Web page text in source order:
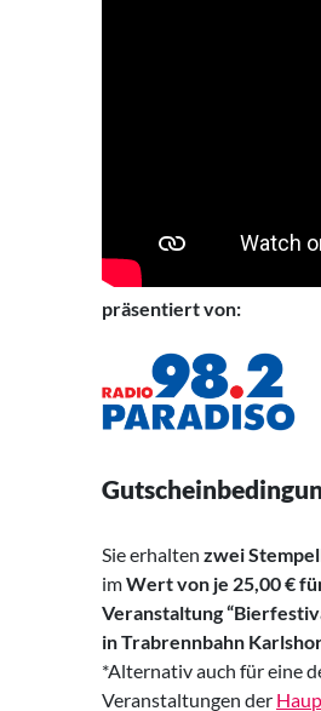
präsentiert von:
Sie erhalten zwei
imWert von je 25,00 €
Veranstaltung “
in Trabrennbahn
*Alternativ auch für eine
Veranstaltungen der